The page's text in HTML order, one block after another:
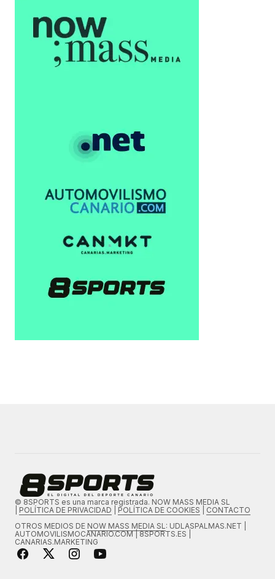
© 8SPORTS es una marca registrada. NOW MASS MEDIA SL
POLÍTICA DE PRIVACIDAD POLÍTICA DE COOKIES
CONTACTO
OTROS MEDIOS DE NOW MASS MEDIA SL : UDLASPALMAS.NET |
AUTOMOVILISMOCANARIO.COM | 8SPORTS.ES |
CANARIAS.MARKETING